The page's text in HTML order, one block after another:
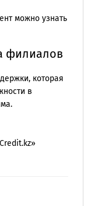
можно узнать
филиалов
которая
в